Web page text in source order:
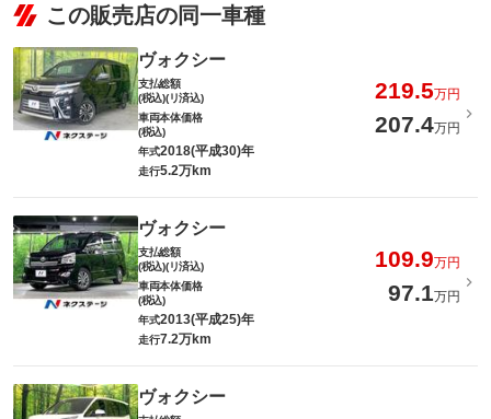
この販売店の同一車種
ヴォクシー
支払総額
(税込)(リ済込)
219.5万円
車両本体価格
(税込)
207.4万円
年式2018(平成30)年
走行5.2万km
ヴォクシー
支払総額
(税込)(リ済込)
109.9万円
車両本体価格
(税込)
97.1万円
年式2013(平成25)年
走行7.2万km
ヴォクシー